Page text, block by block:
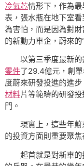
冷氣芯情形下，作為最
表，張水瓶在地下室
為害怕，而是因為對
的新動力車企，蔚來的
以第三季度最新
零件了29.4億元，創
度蔚來研發投進的進
材料片等範疇的研發
門。
現實上，這些年
的投資方面則重要聚焦
起首就是對新車